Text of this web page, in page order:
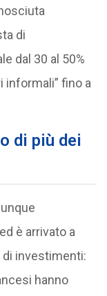
di
dal 30 al 50%
informali” fino a
di più dei
è arrivato a
investimenti:
hanno